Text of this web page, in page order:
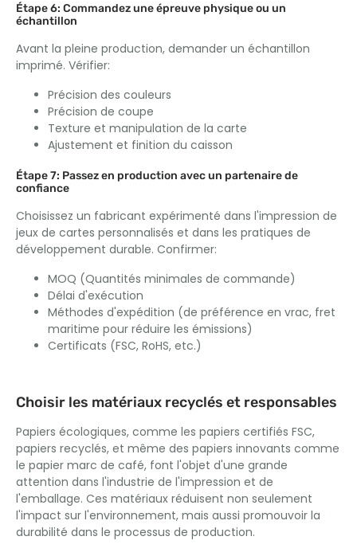
Étape 6: Commandez une épreuve physique ou un
échantillon
Avant la pleine production, demander un échantillon
imprimé. Vérifier:
Précision des couleurs
Précision de coupe
Texture et manipulation de la carte
Ajustement et finition du caisson
Étape 7: Passez en production avec un partenaire de
confiance
Choisissez un fabricant expérimenté dans l'impression de
jeux de cartes personnalisés et dans les pratiques de
développement durable. Confirmer:
MOQ (Quantités minimales de commande)
Délai d'exécution
Méthodes d'expédition (de préférence en vrac, fret
maritime pour réduire les émissions)
Certificats (FSC, RoHS, etc.)
Choisir les matériaux recyclés et responsables
Papiers écologiques, comme les papiers certifiés FSC,
papiers recyclés, et même des papiers innovants comme
le papier marc de café, font l'objet d'une grande
attention dans l'industrie de l'impression et de
l'emballage. Ces matériaux réduisent non seulement
l'impact sur l'environnement, mais aussi promouvoir la
durabilité dans le processus de production.